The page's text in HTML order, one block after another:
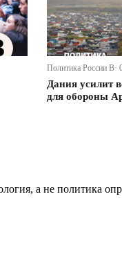
Политика России В·
Дания усилит
для обороны
а не политика